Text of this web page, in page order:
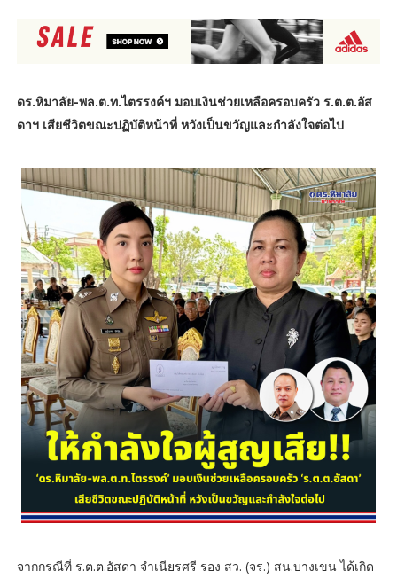
ดร.หิมาลัย-พล.ต.ท.ไตรรงค์ฯ มอบเงินช่วยเหลือครอบครัว ร.ต.ต.อัส
ดาฯ เสียชีวิตขณะปฏิบัติหน้าที่ หวังเป็นขวัญและกำลังใจต่อไป
จากกรณีที่ ร.ต.ต.อัสดา จำเนียรศรี รอง สว. (จร.) สน.บางเขน ได้เกิด